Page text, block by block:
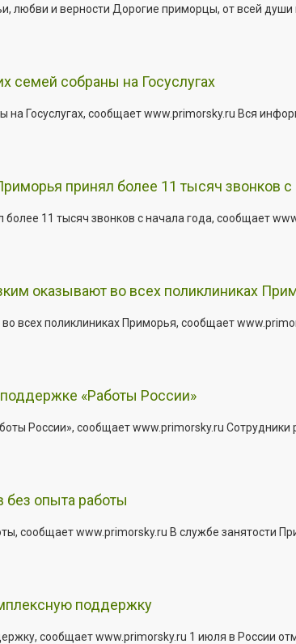
и верности Дорогие приморцы, от всей души
семей собраны на Госуслугах
Госуслугах, сообщает www.primorsky.ru Вся
принял более 11 тысяч звонков с
11 тысяч звонков с начала года, сообщает
оказывают во всех поликлиниках
поликлиниках Приморья, сообщает
«Работы России»
России», сообщает www.primorsky.ru Сотрудники
опыта работы
сообщает www.primorsky.ru В службе занятости
поддержку
сообщает www.primorsky.ru 1 июля в России